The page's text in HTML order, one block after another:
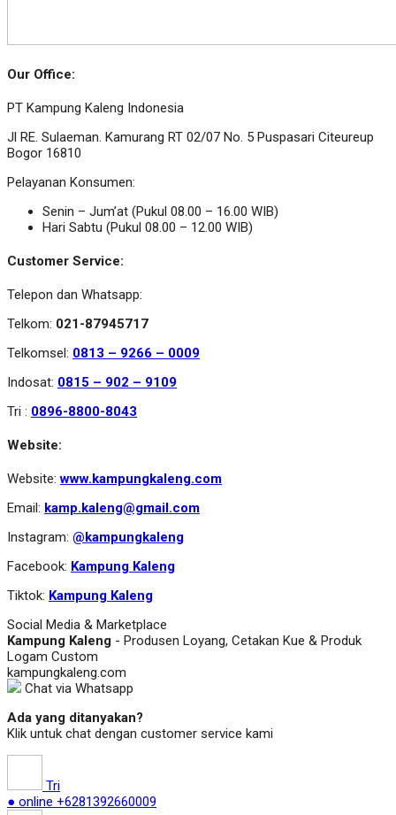
Our Office:
PT Kampung Kaleng Indonesia
Jl RE. Sulaeman. Kamurang RT 02/07 No. 5 Puspasari Citeureup
Bogor 16810
Pelayanan Konsumen:
Senin – Jum’at (Pukul 08.00 – 16.00 WIB)
Hari Sabtu (Pukul 08.00 – 12.00 WIB)
Customer Service:
Telepon dan Whatsapp:
Telkom: 021-87945717
Telkomsel: 0813 – 9266 – 0009
Indosat: 0815 – 902 – 9109
Tri : 0896-8800-8043
Website:
Website:www.kampungkaleng.com
Email: kamp.kaleng@gmail.com
Instagram: @kampungkaleng
Facebook: Kampung Kaleng
Tiktok: Kampung Kaleng
Social Media & Marketplace
Kampung Kaleng - Produsen Loyang, Cetakan Kue & Produk
Logam Custom
kampungkaleng.com
Chat via Whatsapp
Ada yang ditanyakan?
Klik untuk chat dengan customer service kami
Tri
● online +6281392660009